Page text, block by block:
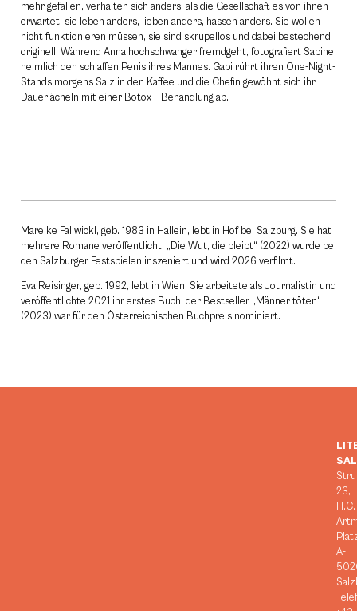
mehr gefallen, verhalten sich anders, als die Gesellschaft es von ihnen
erwartet, sie leben anders, lieben anders, hassen anders. Sie wollen
nicht funktionieren müssen, sie sind skrupellos und dabei bestechend
originell. Während Anna hochschwanger fremdgeht, fotografiert Sabine
heimlich den schlaffen Penis ihres Mannes. Gabi rührt ihren One-Night-
Stands morgens Salz in den Kaffee und die Chefin gewöhnt sich ihr
Dauerlächeln mit einer Botox- Behandlung ab.
Mareike Fallwickl, geb. 1983 in Hallein, lebt in Hof bei Salzburg. Sie hat
mehrere Romane veröffentlicht. „Die Wut, die bleibt“ (2022) wurde bei
den Salzburger Festspielen inszeniert und wird 2026 verfilmt.
Eva Reisinger, geb. 1992, lebt in Wien. Sie arbeitete als Journalistin und
veröffentlichte 2021 ihr erstes Buch, der Bestseller „Männer töten“
(2023) war für den Österreichischen Buchpreis nominiert.
23,
H.C.
A-